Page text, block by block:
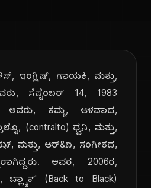
ಇಂಗ್ಲಿಷ್, ಗಾಯಕಿ, ಮತ್ತು,
ಸೆಪ್ಟೆಂಬರ್ 14, 1983
ಅವರು, ತಮ್ಮ, ಆಳವಾದ,
(contralto) ಧ್ವನಿ, ಮತ್ತು,
ಮತ್ತು, ಆರ್&ಬಿ, ಸಂಗೀತದ,
ಅವರ, 2006ರ,
(Back to Black)